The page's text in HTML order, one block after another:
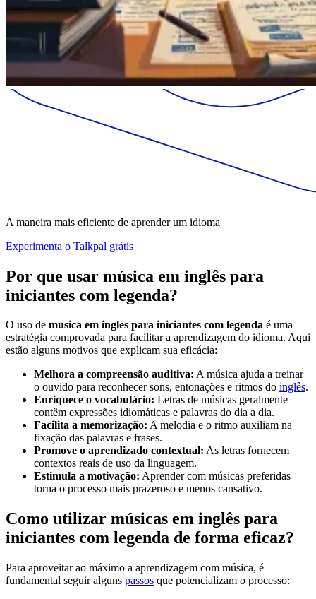
A maneira mais eficiente de aprender um idioma
Experimenta o Talkpal grátis
Por que usar música em inglês para
iniciantes com legenda?
O uso de musica em ingles para iniciantes com legenda é uma
estratégia comprovada para facilitar a aprendizagem do idioma. Aqui
estão alguns motivos que explicam sua eficácia:
Melhora a compreensão auditiva: A música ajuda a treinar
o ouvido para reconhecer sons, entonações e ritmos do inglês.
Enriquece o vocabulário: Letras de músicas geralmente
contêm expressões idiomáticas e palavras do dia a dia.
Facilita a memorização: A melodia e o ritmo auxiliam na
fixação das palavras e frases.
Promove o aprendizado contextual: As letras fornecem
contextos reais de uso da linguagem.
Estimula a motivação: Aprender com músicas preferidas
torna o processo mais prazeroso e menos cansativo.
Como utilizar músicas em inglês para
iniciantes com legenda de forma eficaz?
Para aproveitar ao máximo a aprendizagem com música, é
fundamental seguir alguns passos que potencializam o processo: